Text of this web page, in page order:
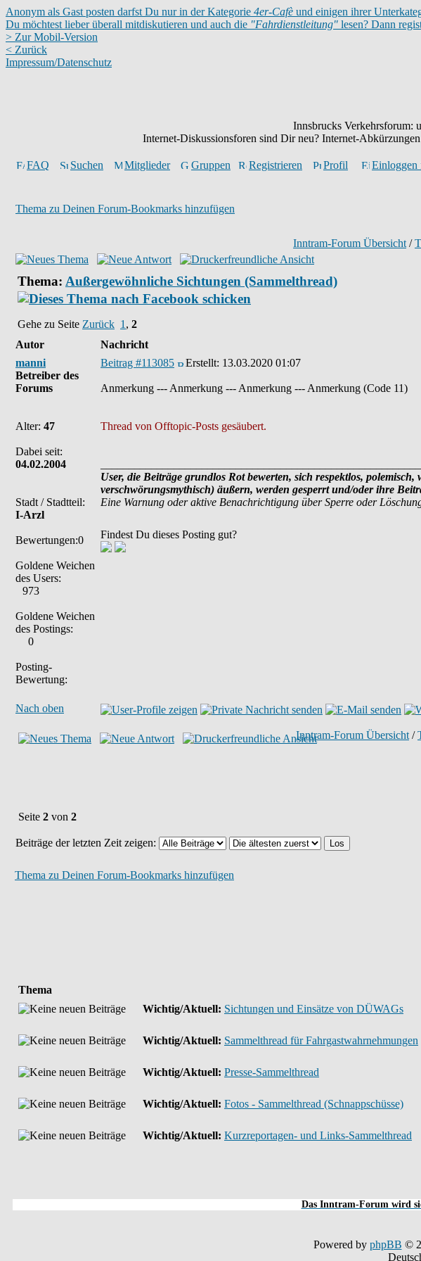
Anonym als Gast posten darfst Du nur in der Kategorie 4er-Cafè und einigen ihrer
Du möchtest lieber überall mitdiskutieren und auch die "Fahrdienstleitung" lesen? Dann
> Zur Mobil-Version
< Zurück
Impressum/Datenschutz
Innsbrucks Verkehrsforum:
Internet-Diskussionsforen sind Dir neu? Internet-
FAQ Suchen Mitglieder Gruppen Registrieren Profil Einloggen
Thema zu Deinen Forum-Bookmarks hinzufügen
Inntram-Forum Übersicht /
Thema: Außergewöhnliche Sichtungen (Sammelthread)
Gehe zu Seite Zurück 1 , 2
Autor
Nachricht
manni
Betreiber des
Forums
Alter: 47
Dabei seit:
04.02.2004
Stadt / Stadtteil:
I-Arzl
Bewertungen:0
Goldene Weichen
des Users:
973
Goldene Weichen
des Postings:
0
Posting-
Bewertung:
Beitrag #113085 Erstellt: 13.03.2020 01:07
Anmerkung --- Anmerkung --- Anmerkung --- Anmerkung (Code 11)
Thread von Offtopic-Posts gesäubert.
User, die Beiträge grundlos Rot bewerten, sich respektlos,
verschwörungsmythisch) äußern, werden gesperrt und/oder ihre
Eine Warnung oder aktive Benachrichtigung über Sperre oder
Findest Du dieses Posting gut?
Nach oben
Inntram-Forum Übersicht /
Seite 2 von 2
Beiträge der letzten Zeit zeigen:
Thema zu Deinen Forum-Bookmarks hinzufügen
Thema
Wichtig/Aktuell: Sichtungen und Einsätze von DÜWAGs
Wichtig/Aktuell: Sammelthread für Fahrgastwahrnehmungen
Wichtig/Aktuell: Presse-Sammelthread
Wichtig/Aktuell: Fotos - Sammelthread (Schnappschüsse)
Wichtig/Aktuell: Kurzreportagen- und Links-Sammelthread
Das Inntram-Forum wird
Powered by phpBB ©